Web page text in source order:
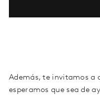
Además, te invitamos a
esperamos que sea de